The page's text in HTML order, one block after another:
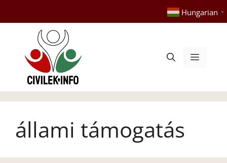
tartalomba
Hungarian ▼
Menü
állami támogatás